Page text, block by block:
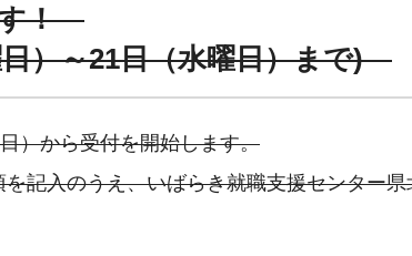
す！
）～21日（水曜日）まで)
）から受付を開始します。
記入のうえ、いばらき就職支援センター県